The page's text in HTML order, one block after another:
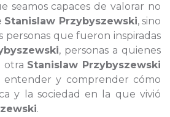
seamos capaces de valorar no
Stanislaw Przybyszewski, sino
personas que fueron inspiradas
, personas a quienes
otra Stanislaw Przybyszewski
entender y comprender cómo
y la sociedad en la que vivió
.